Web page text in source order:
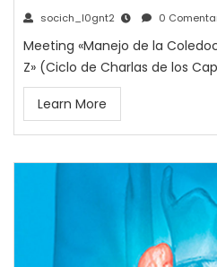
socich_l0gnt2 0
Meeting «Manejo de la
Z» (Ciclo de Charlas de los
Learn More